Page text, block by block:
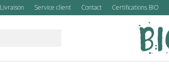
Livraison Service client Contact Certifications BIO